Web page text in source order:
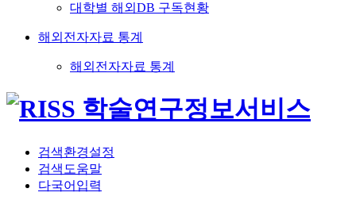
대학별 해외DB 구독현황
해외전자자료 통계
해외전자자료 통계
검색환경설정
검색도움말
다국어입력